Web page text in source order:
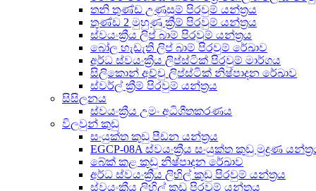
තනි තුණ්ඩ උණුසුම් පිරවුම් යන්ත්‍රය
තුණ්ඩ 2 මුහුණු ක්‍රීම් පිරවුම් යන්ත්‍රය
ස්වයංක්‍රීය ලිප් බාම් පිරවුම් යන්ත්‍රය
බෝල හැඩැති ලිප් බාම් පිරවුම් රේඛාව
අර්ධ ස්වයංක්‍රීය ලිප්ස්ටික් පිරවුම් මාර්ගය
සිලිකොන් අච්චු ලිප්ස්ටික් නිෂ්පාදන රේඛාව
ස්වර්ල් ක්‍රීම් පිරවුම් යන්ත්‍රය
සිසිලනය
ස්වයංක්‍රීය උමං අධිශීතකරණය
විලවුන් කුඩු
සංයුක්ත කුඩු පීඩන යන්ත්‍රය
EGCP-08A ස්වයංක්‍රීය සංයුක්ත කුඩු මුද්‍රණ
බේක් කළ කුඩු නිෂ්පාදන රේඛාව
අර්ධ ස්වයංක්‍රීය ලිහිල් කුඩු පිරවුම් යන්ත්‍රය
ස්වයංක්‍රීය ලිහිල් කුඩු පිරවුම් යන්ත්‍රය